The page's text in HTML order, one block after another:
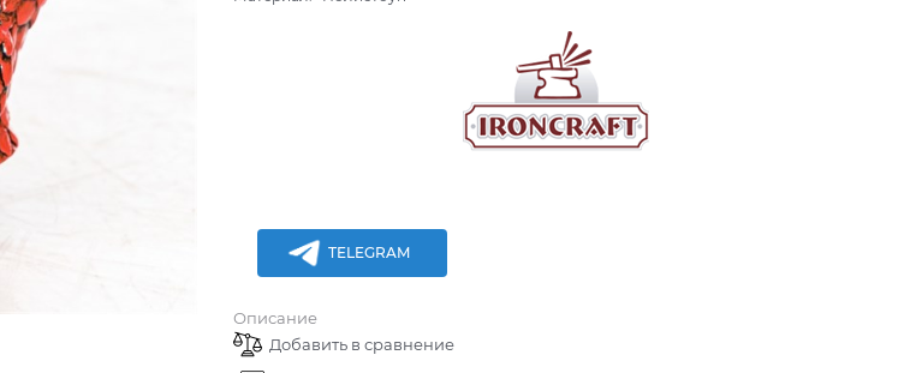
TELEGRAM
Описание
Добавить в сравнение